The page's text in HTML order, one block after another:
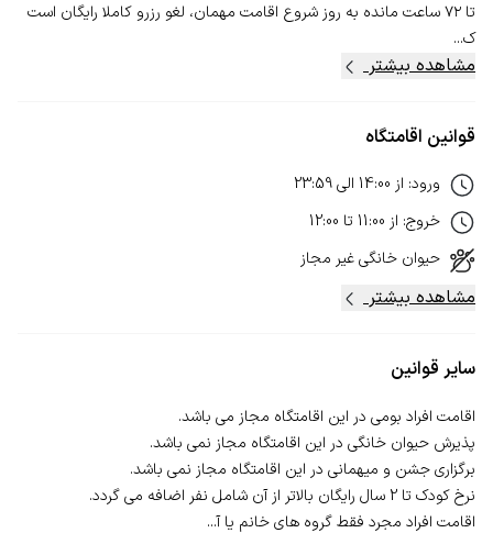
تا ۷۲ ساعت مانده به روز شروع اقامت مهمان، لغو رزرو کاملا رایگان است
ک...
مشاهده بیشتر
قوانین اقامتگاه
ورود: از 14:00 الی23:59
خروج: از 11:00 تا 12:00
حیوان خانگیغیر مجاز
مشاهده بیشتر
سایر قوانین
اقامت افراد مجرد فقط گروه های خانم یا آ...